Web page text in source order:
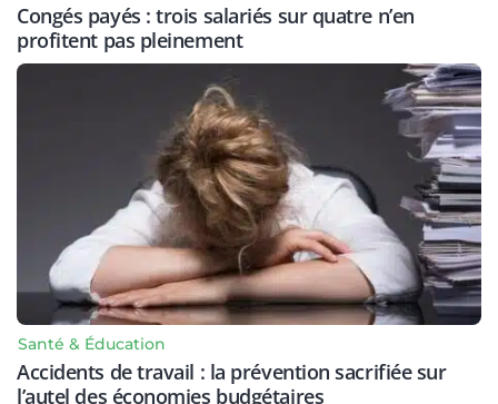
Congés payés : trois salariés sur quatre n’en
profitent pas pleinement
Santé & Éducation
Accidents de travail : la prévention sacrifiée sur
l’autel des économies budgétaires